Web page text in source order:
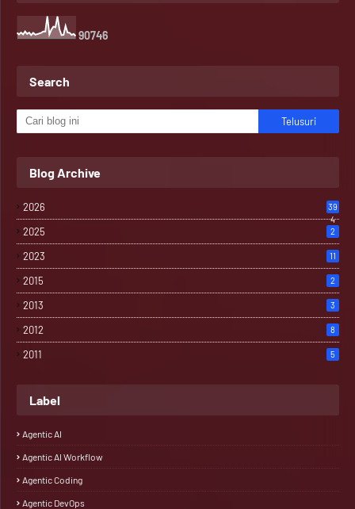
90746
Search
Blog Archive
2026
39
4
2025 2
2023 11
2015 2
2013 3
2012 8
2011 5
Label
Agentic AI
Agentic AI Workflow
Agentic Coding
Agentic DevOps